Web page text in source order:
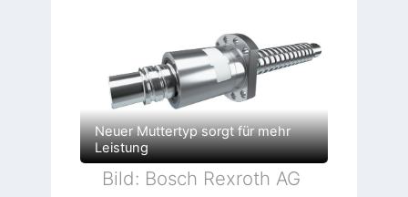
Neuer Muttertyp sorgt für mehr
Leistung
Bild: Bosch Rexroth AG